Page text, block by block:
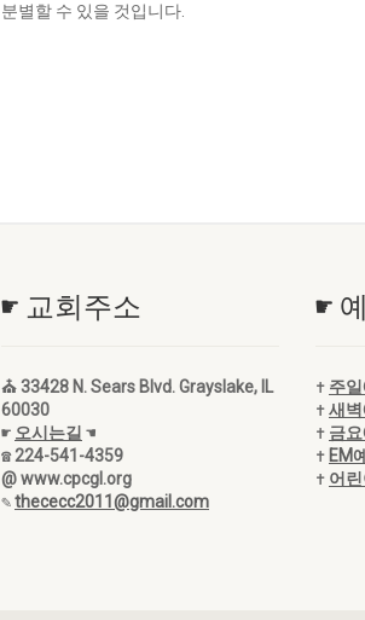
분별할 수 있을 것입니다.
☛ 교회주소
⛪ 33428 N. Sears Blvd. Grayslake, IL
60030
☛ 오시는길 ☚
☎ 224-541-4359
@ www.cpcgl.org
✎thececc2011@gmail.com
☛
✝ 주
✝새
✝ 금
✝ EM
✝ 어